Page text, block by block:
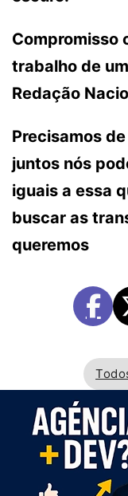
Compromisso
trabalho de
Redação
Precisamos
juntos nós
iguais a essa
buscar as
queremos